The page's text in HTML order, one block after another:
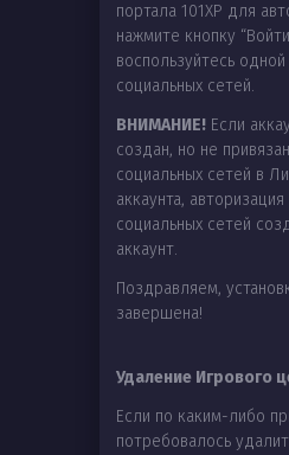
портала 101XP для
нажмите кнопку
воспользуйтесь
социальных сетей.
ВНИМАНИЕ! Если
создан, но не
социальных сетей в
аккаунта,
социальных сетей
аккаунт.
Поздравляем,
завершена!
Удаление Игрового
Если по каким-либо
потребовалось